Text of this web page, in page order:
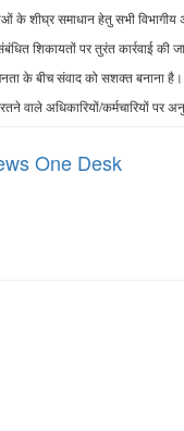
के शीघ्र समाधान हेतु सभी विभागीय
शिकायतों पर तुरंत कार्रवाई की
के बीच संवाद को सशक्त बनाना
वाले अधिकारियों/कर्मचारियों पर
One Desk